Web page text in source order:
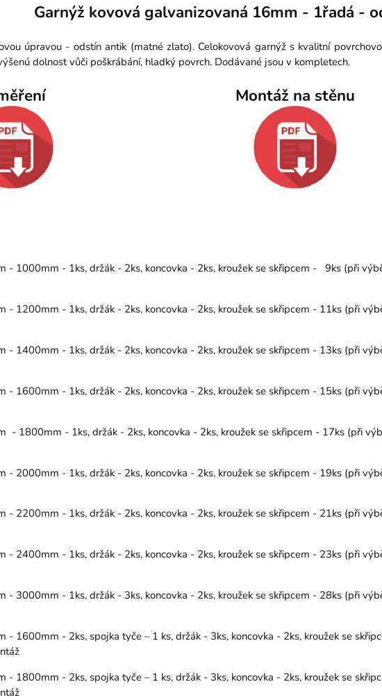
Garnýž kovová galvanizovaná 16mm - 1řadá -
úpravou - odstín antik (matné zlato). Celokovová garnýž s kvalitní
dolnost vůči poškrábání, hladký povrch. Dodávané jsou v kompletech.
Montáž na stěnu
- 1000mm - 1ks, držák - 2ks, koncovka - 2ks, kroužek se skřipcem - 9ks (při
- 1200mm - 1ks, držák - 2ks, koncovka - 2ks, kroužek se skřipcem - 11ks (při
- 1400mm - 1ks, držák - 2ks, koncovka - 2ks, kroužek se skřipcem - 13ks (při
- 1600mm - 1ks, držák - 2ks, koncovka - 2ks, kroužek se skřipcem - 15ks (při
- 1800mm - 1ks, držák - 2ks, koncovka - 2ks, kroužek se skřipcem - 17ks (při
- 2000mm - 1ks, držák - 2ks, koncovka - 2ks, kroužek se skřipcem - 19ks (při
- 2200mm - 1ks, držák - 2ks, koncovka - 2ks, kroužek se skřipcem - 21ks (při
- 2400mm - 1ks, držák - 2ks, koncovka - 2ks, kroužek se skřipcem - 23ks (při
- 3000mm - 1ks, držák - 3ks, koncovka - 2ks, kroužek se skřipcem - 28ks (při
- 1600mm - 2ks, spojka tyče – 1 ks, držák - 3ks, koncovka - 2ks, kroužek se
- 1800mm - 2ks, spojka tyče – 1 ks, držák - 3ks, koncovka - 2ks, kroužek se